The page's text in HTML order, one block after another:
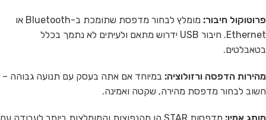
פרוטוקול חיבור:
מומלץ לבחור מדפסת שתומכת ב-Bluetooth או
Ethernet. חיבור USB ידרוש מתאם ולעיתים לא נתמך בכלל
בטאבלטים.
מהירות הדפסה ורזולוציה: במיוחד אם אתה בעסק עם תנועה גבוהה –
חשוב לבחור מדפסת מהירה, שקטה ואמינה.